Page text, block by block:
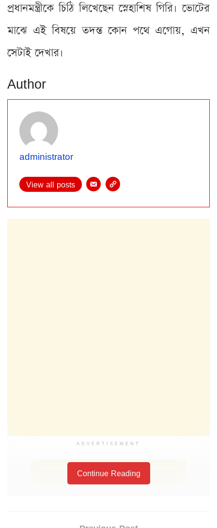
প্রধানমন্ত্রীকে চিঠি লিখেছেন স্নেহাশিষ গিরি। ভোটের
মাঝে এই বিষয়ে তদন্ত কোন পথে এগোয়, এখন
সেটাই দেখার।
Author
administrator
View all posts
ADVERTISEMENT
Continue Reading